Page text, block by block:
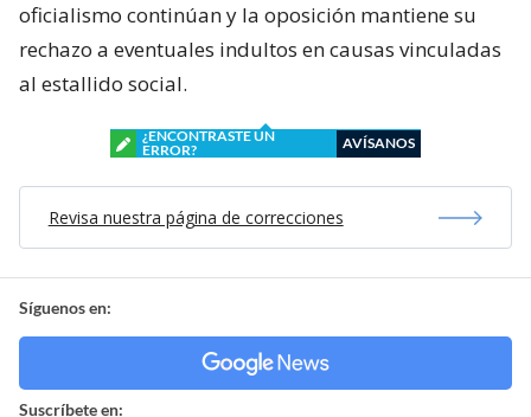
oficialismo continúan y la oposición mantiene su
rechazo a eventuales indultos en causas vinculadas
al estallido social.
¿ENCONTRASTE UN
ERROR?
AVÍSANOS
Revisa nuestra página de correcciones
Síguenos en:
Suscríbete en: